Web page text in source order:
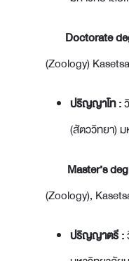
Doctorate
(Zoology)
ปริญญาโท :
(สัตววิทยา)
Master’s
(Zoology),
ปริญญาตรี :